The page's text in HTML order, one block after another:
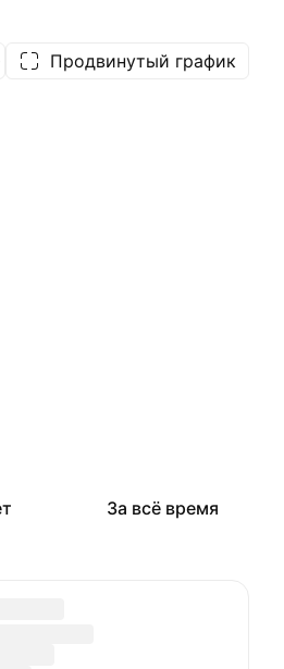
Продвинутый график
За всё время